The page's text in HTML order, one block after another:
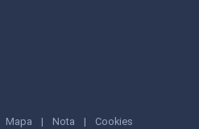
Mapa | Nota | Cookies